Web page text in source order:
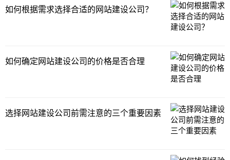
如何根据需求选择合适的网站建设公司？
如何确定网站建设公司的价格是否合理
选择网站建设公司前需注意的三个重要因素